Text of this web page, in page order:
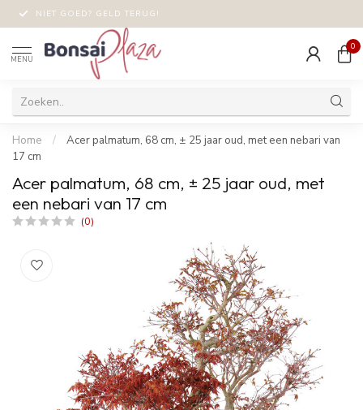
NIET GOED? GELD TERUG!
MENU
0
Home /
Acer palmatum, 68 cm, ± 25 jaar oud, met een nebari van
17 cm
Acer palmatum, 68 cm, ± 25 jaar oud, met
een nebari van 17 cm
(0)